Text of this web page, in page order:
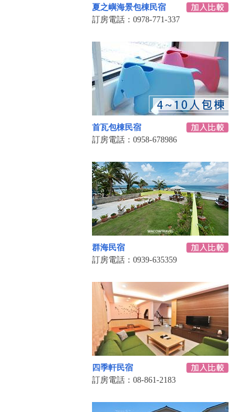
夏之嶼海景包棟民宿
訂房電話：0978-771-337
首瓦包棟民宿
訂房電話：0958-678986
群海民宿
訂房電話：0939-635359
四季軒民宿
訂房電話：08-861-2183